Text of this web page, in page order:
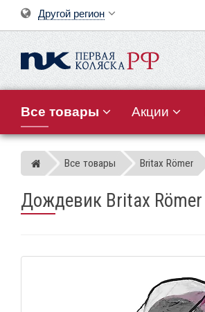
Другой регион
Все товары Акции
Магазин детских колясок
Все товары Britax Römer
Дождевик Britax Römer